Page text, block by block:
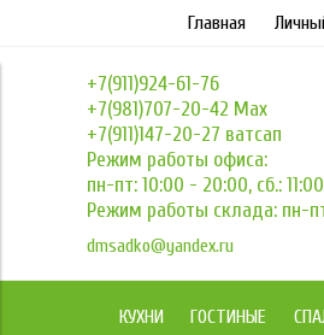
Главная
+7(911)924-61-76
+7(981)707-20-42 Max
+7(911)147-20-27 ватсап
Режим работы офиса:
пн-пт: 10:00 - 20:00, сб.:
Режим работы склада: пн-
dmsadko@yandex.ru
КУХНИ ГОСТИНЫЕ